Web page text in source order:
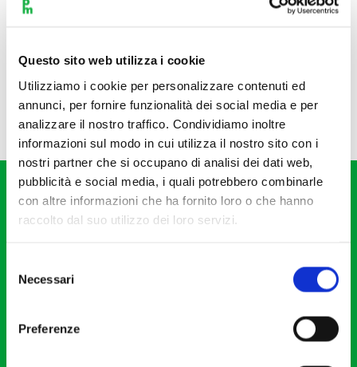
Questo sito web utilizza i cookie
Utilizziamo i cookie per personalizzare contenuti ed
annunci, per fornire funzionalità dei social media e per
analizzare il nostro traffico. Condividiamo inoltre
informazioni sul modo in cui utilizza il nostro sito con i
nostri partner che si occupano di analisi dei dati web,
pubblicità e social media, i quali potrebbero combinarle
con altre informazioni che ha fornito loro o che hanno
raccolto dal suo utilizzo dei loro servizi.
delNecessari
Preferenze
Fondazione I Pomeriggi Musicali
Partita Iva 04410060158